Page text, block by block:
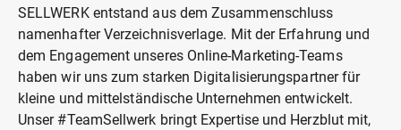
SELLWERK entstand aus dem Zusammenschluss
namenhafter Verzeichnisverlage. Mit der Erfahrung und
dem Engagement unseres Online-Marketing-Teams
haben wir uns zum starken Digitalisierungspartner für
kleine und mittelständische Unternehmen entwickelt.
Unser #TeamSellwerk bringt Expertise und Herzblut mit,